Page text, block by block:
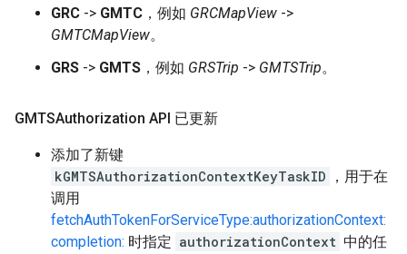
GRC -> GMTC ，例如 GRCMapView ->
GMTCMapView。
GRS -> GMTS ，例如 GRSTrip -> GMTSTrip。
GMTSAuthorization API 已更新
添加了新键
kGMTSAuthorizationContextKeyTaskID
，用于在
调用
fetchAuthTokenForServiceType:authorizationContext:
completion: 时指定 authorizationContext 中的任